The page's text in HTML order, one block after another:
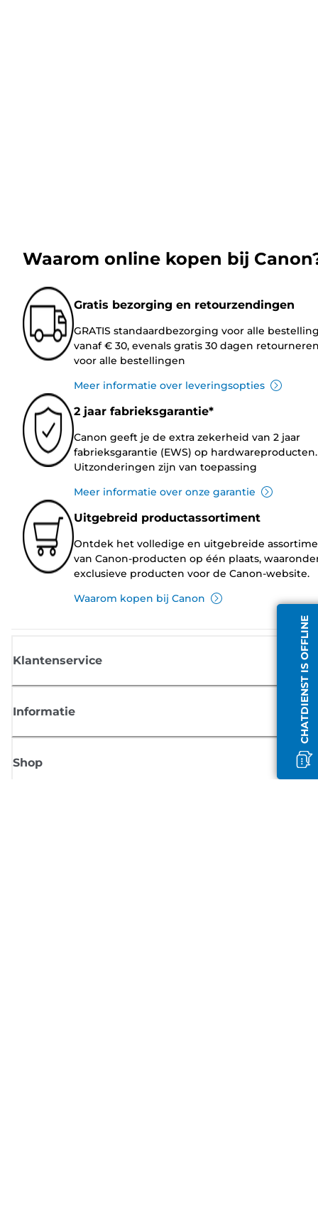
CHATDIENST IS OFFLINE
Waarom online kopen bij
Gratis bezorging en retourzendingen
GRATIS standaardbezorging voor alle
vanaf € 30, evenals gratis 30 dagen
voor alle bestellingen
Meer informatie over leveringsopties
2 jaar fabrieksgarantie*
Canon geeft je de extra zekerheid van 2 jaar
fabrieksgarantie (EWS) op hardwareproducten.
Uitzonderingen zijn van toepassing
Meer informatie over onze garantie
Uitgebreid productassortiment
Ontdek het volledige en uitgebreide
van Canon-producten op één plaats,
exclusieve producten voor de Canon-website.
Waarom kopen bij Canon
Klantenservice
Informatie
Shop